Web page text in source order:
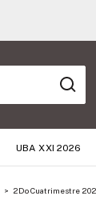
UBA XXI 2026
> 2Do Cuatrimestre